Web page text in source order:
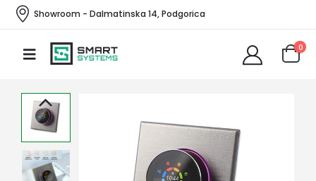
Showroom - Dalmatinska 14, Podgorica
0